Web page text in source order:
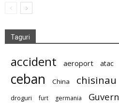
Taguri
accident aeroport atac
ceban China chisinau
droguri furt germania Guvern